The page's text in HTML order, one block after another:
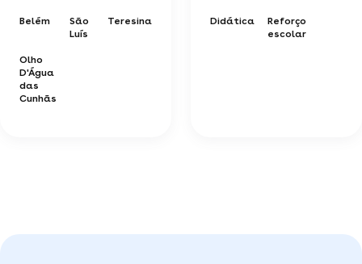
Belém
São
Luís
Teresina
Olho
D'Água
das
Cunhãs
Didática
Reforço
escolar